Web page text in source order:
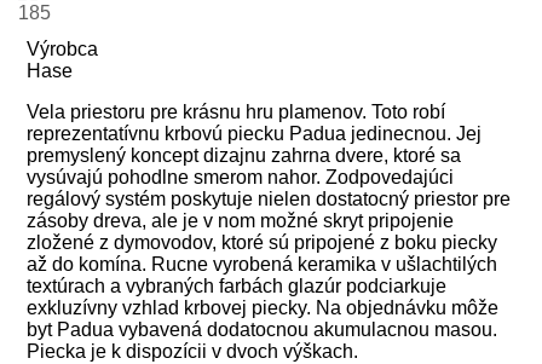
Výrobca
Hase
Vela priestoru pre krásnu hru plamenov. Toto robí
reprezentatívnu krbovú piecku Padua jedinecnou. Jej
premyslený koncept dizajnu zahrna dvere, ktoré sa
vysúvajú pohodlne smerom nahor. Zodpovedajúci
regálový systém poskytuje nielen dostatocný priestor pre
zásoby dreva, ale je v nom možné skryt pripojenie
zložené z dymovodov, ktoré sú pripojené z boku piecky
až do komína. Rucne vyrobená keramika v ušlachtilých
textúrach a vybraných farbách glazúr podciarkuje
exkluzívny vzhlad krbovej piecky. Na objednávku môže
byt Padua vybavená dodatocnou akumulacnou masou.
Piecka je k dispozícii v dvoch výškach.